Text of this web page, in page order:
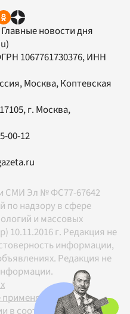
новости дня
1067761730376, ИНН
Москва, Коптевская
, г. Москва,
00-12
СМИ Эл № ФС77-67642
по надзору в сфере
и массовых
10.11.2016 г. Редакция не
информации,
Редакция не
в соответствии с